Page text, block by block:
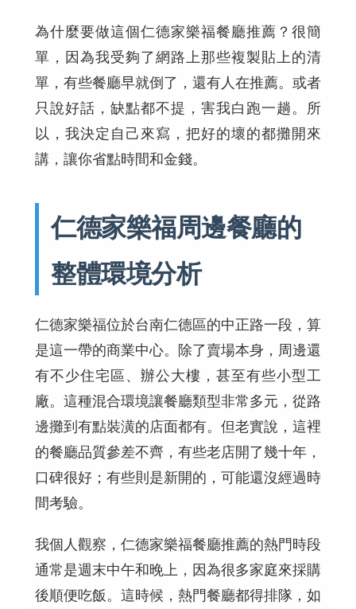
為什麼要做這個仁德家樂福餐廳推薦？很簡
單，因為我受夠了網路上那些複製貼上的清
單，有些餐廳早就倒了，還有人在推薦。或者
只說好話，缺點都不提，害我白跑一趟。所
以，我決定自己來寫，把好的壞的都攤開來
講，讓你省點時間和金錢。
仁德家樂福周邊餐廳的
整體環境分析
仁德家樂福位於台南仁德區的中正路一段，算
是這一帶的商業中心。除了賣場本身，周邊還
有不少住宅區、辦公大樓，甚至有些小型工
廠。這種混合環境讓餐廳類型非常多元，從路
邊攤到有點裝潢的店面都有。但老實說，這裡
的餐廳品質參差不齊，有些老店開了幾十年，
口碑很好；有些則是新開的，可能還沒經過時
間考驗。
我個人觀察，仁德家樂福餐廳推薦的熱門時段
通常是週末中午和晚上，因為很多家庭來採購
後順便吃飯。這時候，熱門餐廳都得排隊，如